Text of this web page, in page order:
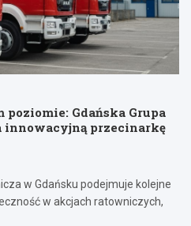
Gdańska Grupa
innowacyjną przecinarkę
w Gdańsku podejmuje kolejne
w akcjach ratowniczych,